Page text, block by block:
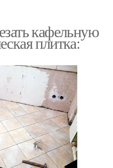
кафельную
плитка: